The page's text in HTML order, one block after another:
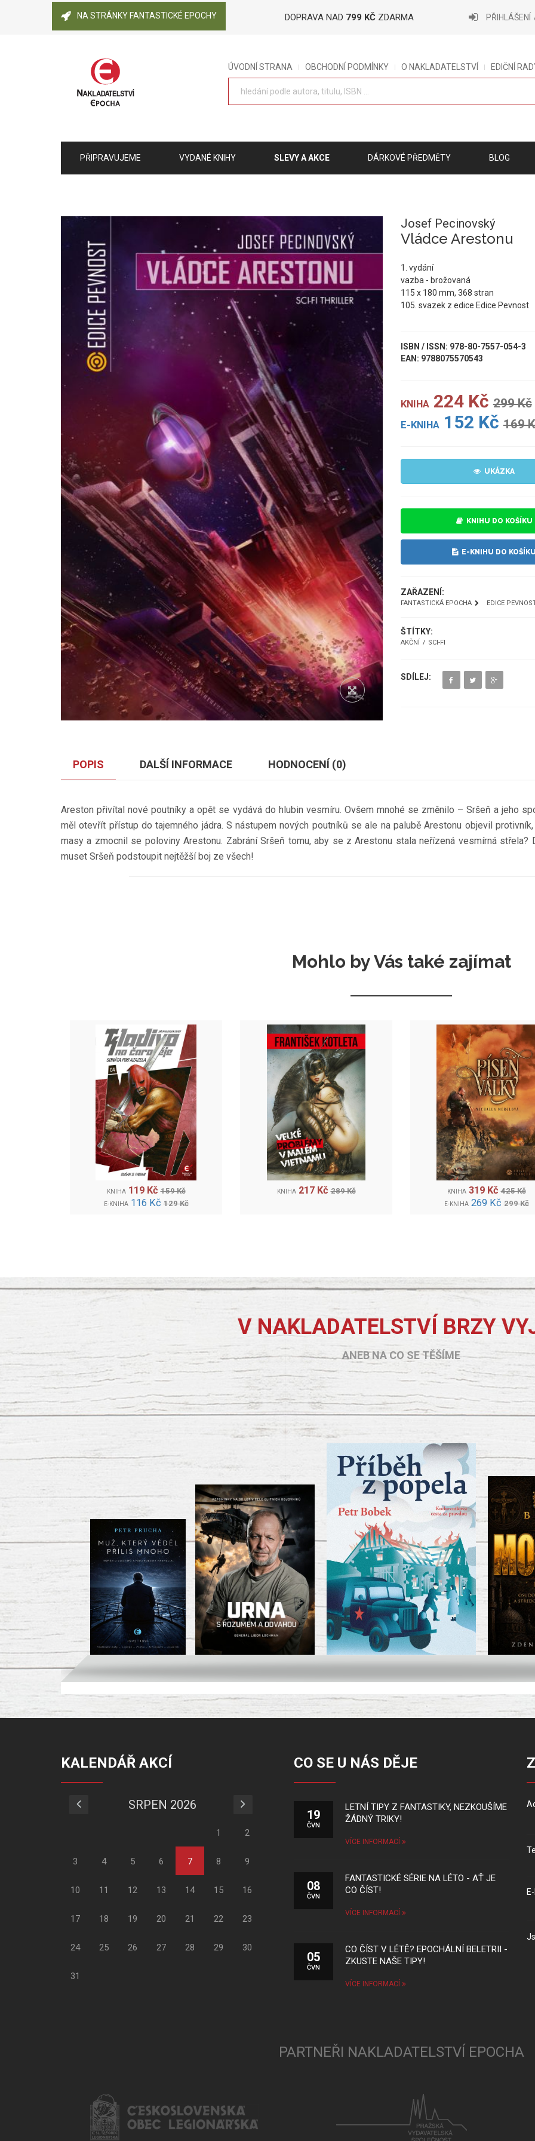
NA STRÁNKY FANTASTICKÉ EPOCHY DOPRAVA NAD 799 KČ ZDARMA PŘIHLÁŠENÍ
ÚVODNÍ STRANA OBCHODNÍ PODMÍNKY O NAKLADATELSTVÍ EDIČNÍ
PŘIPRAVUJEME VYDANÉ KNIHY SLEVY A AKCE DÁRKOVÉ PŘEDMĚTY BLOG
Josef Pecinovský
Vládce Arestonu
1. vydání
vazba - brožovaná
115 x 180 mm, 368 stran
105. svazek z edice Edice Pevnost
ISBN / ISSN: 978-80-7557-054-3
EAN: 9788075570543
KNIHA 224 Kč 299 Kč
E-KNIHA 152 Kč 169
UKÁZKA
KNIHU DO KOŠÍKU
E-KNIHU DO
ZAŘAZENÍ:
FANTASTICKÁ EPOCHA EDICE
ŠTÍTKY:
AKČNÍ SCI-FI
SDÍLEJ:
POPIS DALŠÍ INFORMACE HODNOCENÍ (0)
Areston přivítal nové poutníky a opět se vydává do hlubin vesmíru. Ovšem mnohé se změnilo – Sršeň a jeho
měl otevřít přístup do tajemného jádra. S nástupem nových poutníků se ale na palubě Arestonu objevil
masy a zmocnil se poloviny Arestonu. Zabrání Sršeň tomu, aby se z Arestonu stala neřízená vesmírná střela?
muset Sršeň podstoupit nejtěžší boj ze všech!
Mohlo by Vás také zajímat
KNIHA 119 Kč 159 Kč
E-KNIHA 116 Kč 129 Kč
KNIHA 217 Kč 289 Kč KNIHA 319 Kč 425 Kč
E-KNIHA 269 Kč 299 Kč
V NAKLADATELSTVÍ BRZY
ANEB NA CO SE TĚŠÍME
KALENDÁŘ AKCÍ
SRPEN 2026
1 2
3 4 5 6 7 8 9
10 11 12 13 14 15 16
17 18 19 20 21 22 23
24 25 26 27 28 29 30
31
CO SE U NÁS DĚJE
19
ČVN
LETNÍ TIPY Z FANTASTIKY, NEZKOUŠÍME
ŽÁDNÝ TRIKY!
VÍCE INFORMACÍ
08
ČVN
FANTASTICKÉ SÉRIE NA LÉTO - AŤ JE
CO ČÍST!
VÍCE INFORMACÍ
05
ČVN
CO ČÍST V LÉTĚ? EPOCHÁLNÍ BELETRII -
ZKUSTE NAŠE TIPY!
VÍCE INFORMACÍ
PARTNEŘI NAKLADATELSTVÍ EPOCHA